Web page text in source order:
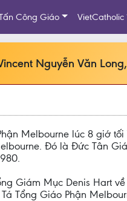
Công Giáo VietCatholic
Nguyễn Văn
Melbourne lúc 8 giớ
Đó là Đức Tân
Giám Mục Denis Hart
Tổng Giáo Phận